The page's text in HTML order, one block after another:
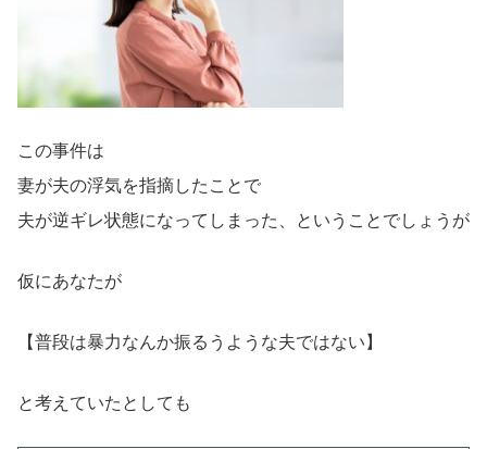
この事件は
妻が夫の浮気を指摘したことで
夫が逆ギレ状態になってしまった、ということでしょうが
仮にあなたが
【普段は暴力なんか振るうような夫ではない】
と考えていたとしても